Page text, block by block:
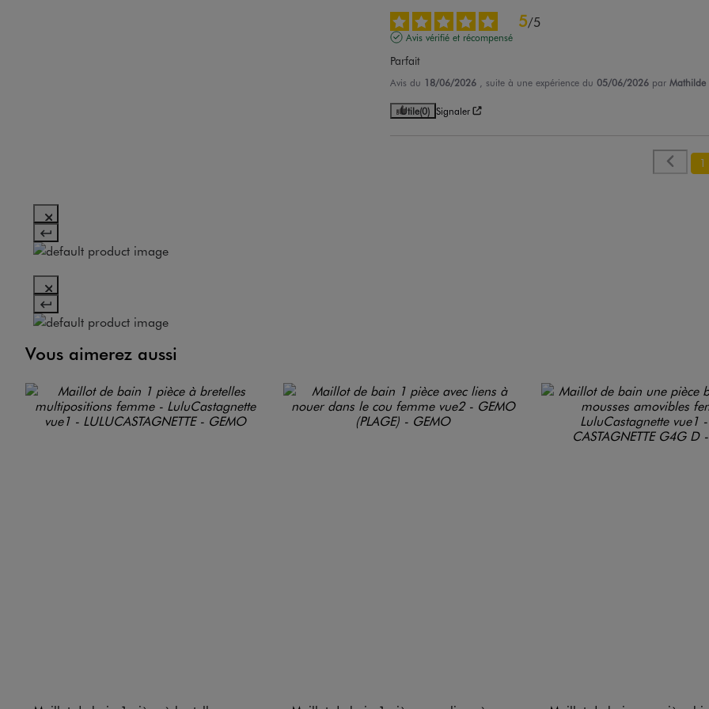
5/5
Avis vérifié et récompensé
Parfait
Avis du 18/06/2026 , suite à une expérience du 05/06/2026 par Mathilde
Utile(0) Signaler
1
Vous aimerez aussi